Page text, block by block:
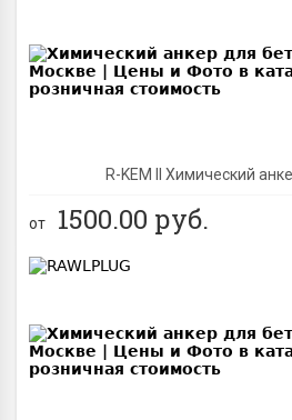
R-KEM II Химический
от 1500.00 руб.